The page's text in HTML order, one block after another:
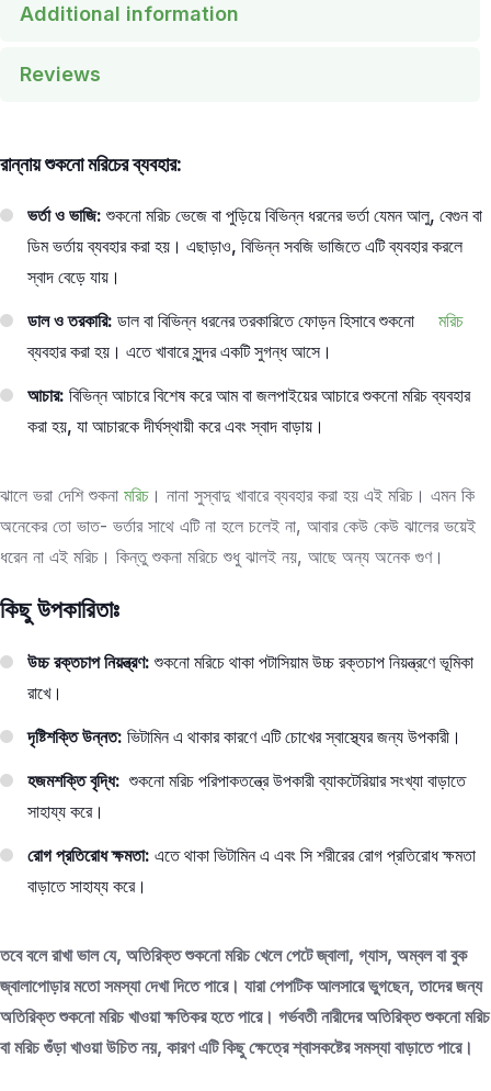
Additional information
Reviews
রান্নায় শুকনো মরিচের ব্যবহার:
ভর্তা ও ভাজি: শুকনো মরিচ ভেজে বা পুড়িয়ে বিভিন্ন ধরনের ভর্তা যেমন আলু, বেগুন বা
ডিম ভর্তায় ব্যবহার করা হয়। এছাড়াও, বিভিন্ন সবজি ভাজিতে এটি ব্যবহার করলে
স্বাদ বেড়ে যায়।
ডাল ও তরকারি: ডাল বা বিভিন্ন ধরনের তরকারিতে ফোড়ন হিসাবে শুকনো
মরিচ
ব্যবহার করা হয়। এতে খাবারে সুন্দর একটি সুগন্ধ আসে।
আচার: বিভিন্ন আচারে বিশেষ করে আম বা জলপাইয়ের আচারে শুকনো মরিচ ব্যবহার
করা হয়, যা আচারকে দীর্ঘস্থায়ী করে এবং স্বাদ বাড়ায়।
ঝালে ভরা দেশি শুকনা মরিচ । নানা সুস্বাদু খাবারে ব্যবহার করা হয় এই মরিচ। এমন কি
অনেকের তো ভাত- ভর্তার সাথে এটি না হলে চলেই না, আবার কেউ কেউ ঝালের ভয়েই
ধরেন না এই মরিচ। কিন্তু শুকনা মরিচে শুধু ঝালই নয়, আছে অন্য অনেক গুণ।
কিছু উপকারিতাঃ
উচ্চ রক্তচাপ নিয়ন্ত্রণ: শুকনো মরিচে থাকা পটাসিয়াম উচ্চ রক্তচাপ নিয়ন্ত্রণে ভূমিকা
রাখে।
দৃষ্টিশক্তি উন্নত: ভিটামিন এ থাকার কারণে এটি চোখের স্বাস্থ্যের জন্য উপকারী।
হজমশক্তি বৃদ্ধি: শুকনো মরিচ পরিপাকতন্ত্রে উপকারী ব্যাকটেরিয়ার সংখ্যা বাড়াতে
সাহায্য করে।
রোগ প্রতিরোধ ক্ষমতা: এতে থাকা ভিটামিন এ এবং সি শরীরের রোগ প্রতিরোধ ক্ষমতা
বাড়াতে সাহায্য করে।
তবে বলে রাখা ভাল যে, অতিরিক্ত শুকনো মরিচ খেলে পেটে জ্বালা, গ্যাস, অম্বল বা বুক
জ্বালাপোড়ার মতো সমস্যা দেখা দিতে পারে। যারা পেপটিক আলসারে ভুগছেন, তাদের জন্য
অতিরিক্ত শুকনো মরিচ খাওয়া ক্ষতিকর হতে পারে। গর্ভবতী নারীদের অতিরিক্ত শুকনো মরিচ
বা মরিচ গুঁড়া খাওয়া উচিত নয়, কারণ এটি কিছু ক্ষেত্রে শ্বাসকষ্টের সমস্যা বাড়াতে পারে।